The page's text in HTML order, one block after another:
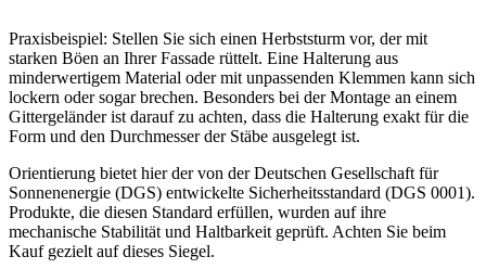
Praxisbeispiel: Stellen Sie sich einen Herbststurm vor, der mit
starken Böen an Ihrer Fassade rüttelt. Eine Halterung aus
minderwertigem Material oder mit unpassenden Klemmen kann sich
lockern oder sogar brechen. Besonders bei der Montage an einem
Gittergeländer ist darauf zu achten, dass die Halterung exakt für die
Form und den Durchmesser der Stäbe ausgelegt ist.
Orientierung bietet hier der von der Deutschen Gesellschaft für
Sonnenenergie (DGS) entwickelte Sicherheitsstandard (DGS 0001).
Produkte, die diesen Standard erfüllen, wurden auf ihre
mechanische Stabilität und Haltbarkeit geprüft. Achten Sie beim
Kauf gezielt auf dieses Siegel.